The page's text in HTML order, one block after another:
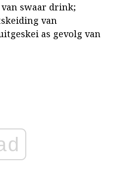
swaar drink;
van
as gevolg van